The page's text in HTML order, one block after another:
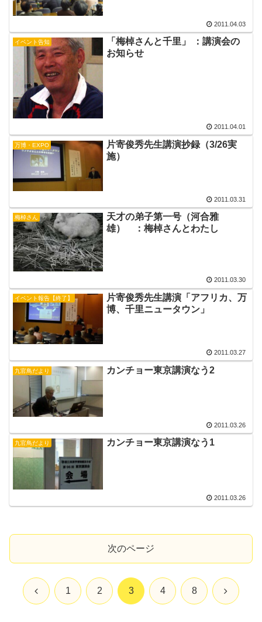
2011.04.03
イベント告知
「梅棹さんと千里」 ：講演会の
お知らせ
2011.04.01
万博・EXPO
片寄俊秀先生講演抄録（3/26実
施）
2011.03.31
梅棹さん
天才の弟子第一号（河合雅
雄） ：梅棹さんとわたし
2011.03.30
イベント報告【終了】
片寄俊秀先生講演「アフリカ、万
博、千里ニュータウン」
2011.03.27
九官鳥だより カンチョー東京講演なう2
2011.03.26
九官鳥だより カンチョー東京講演なう1
2011.03.26
次のページ
前 1 2 3 4 8 次